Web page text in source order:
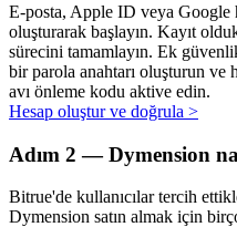
Stake Etmeyi Öğrenin
E-posta, Apple ID veya Google
oluşturarak başlayın. Kayıt
sürecini tamamlayın. Ek
bir parola anahtarı oluşturun ve
avı önleme kodu aktive edin.
Hesap oluştur ve doğrula >
Adım 2 — Dymension
Bitrue'de kullanıcılar tercih
Dymension satın almak için